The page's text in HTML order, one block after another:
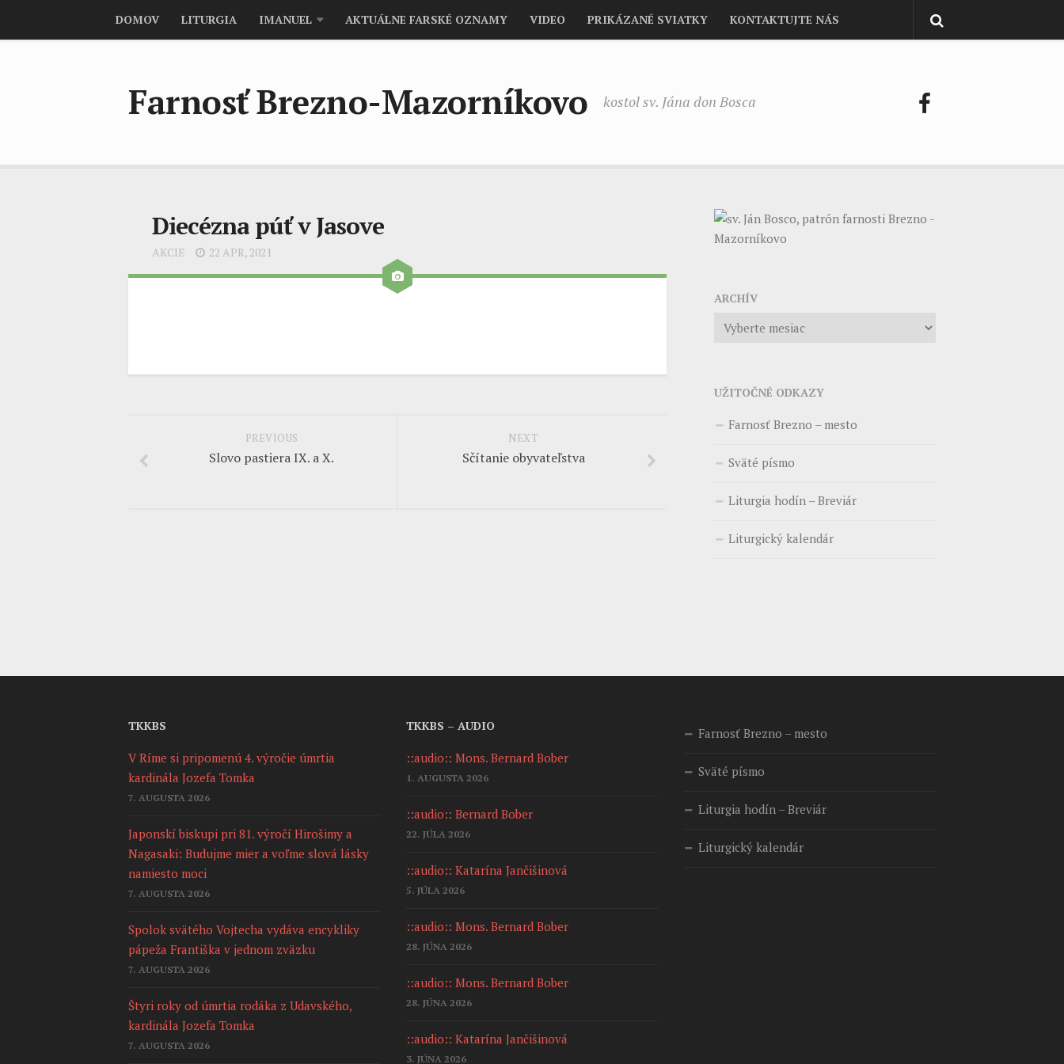
DOMOV LITURGIA IMANUEL AKTUÁLNE FARSKÉ OZNAMY VIDEO PRIKÁZANÉ SVIATKY KONTAKTUJTE NÁS
Farnosť Brezno-Mazorníkovo kostol sv. Jána don Bosca
Diecézna púť v Jasove
AKCIE 22 APR, 2021
NEXT
Sčítanie obyvateľstva
PREVIOUS
Slovo pastiera IX. a X.
ARCHÍV
Archív
UŽITOČNÉ ODKAZY
Farnosť Brezno – mesto
Sväté písmo
Liturgia hodín – Breviár
Liturgický kalendár
TKKBS
V Ríme si pripomenú 4. výročie úmrtia
kardinála Jozefa Tomka
7. AUGUSTA 2026
Japonskí biskupi pri 81. výročí Hirošimy a
Nagasaki: Budujme mier a voľme slová lásky
namiesto moci
7. AUGUSTA 2026
Spolok svätého Vojtecha vydáva encykliky
pápeža Františka v jednom zväzku
7. AUGUSTA 2026
Štyri roky od úmrtia rodáka z Udavského,
kardinála Jozefa Tomka
7. AUGUSTA 2026
TKKBS – AUDIO
::audio:: Mons. Bernard Bober
1. AUGUSTA 2026
::audio:: Bernard Bober
22. JÚLA 2026
::audio:: Katarína Jančišinová
5. JÚLA 2026
::audio:: Mons. Bernard Bober
28. JÚNA 2026
::audio:: Mons. Bernard Bober
28. JÚNA 2026
::audio:: Katarína Jančišinová
3. JÚNA 2026
Farnosť Brezno – mesto
Sväté písmo
Liturgia hodín – Breviár
Liturgický kalendár